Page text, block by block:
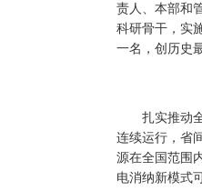
责人、本部和
科研骨干，实
一名，创历史
扎实推动全
连续运行，省
源在全国范围
电消纳新模式